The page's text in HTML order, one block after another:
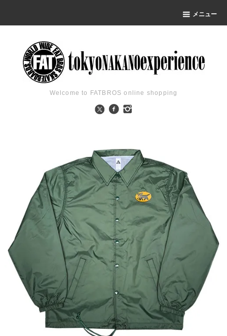
メニュー
Welcome to FATBROS online shopping